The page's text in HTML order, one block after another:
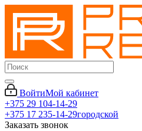
ВойтиМой кабинет
+375 29 104-14-29
+375 17 235-14-29городской
Заказать звонок